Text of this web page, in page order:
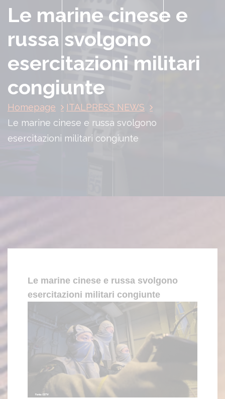
Le marine cinese e
russa svolgono
esercitazioni militari
congiunte
Homepage
ITALPRESS NEWS
Le marine cinese e russa svolgono
esercitazioni militari congiunte
Le marine cinese e russa svolgono
esercitazioni militari congiunte